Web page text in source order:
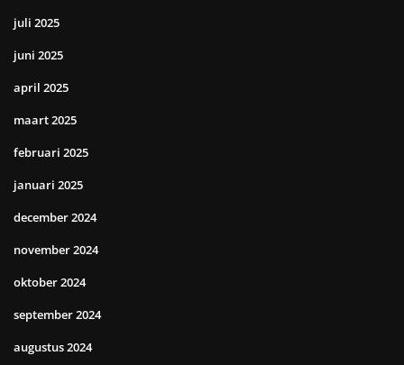
juli 2025
juni 2025
april 2025
maart 2025
februari 2025
januari 2025
december 2024
november 2024
oktober 2024
september 2024
augustus 2024